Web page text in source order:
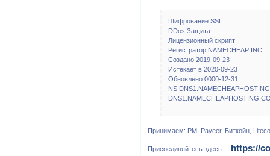
Шифрование SSL
DDos Защита
Лицензионный скрипт
Регистратор NAMECHEAP INC
Создано 2019-09-23
Истекает в 2020-09-23
Обновлено 0000-12-31
NS
Принимаем: PM, Payeer, Биткойн,
Присоединяйтесь здесь: https://